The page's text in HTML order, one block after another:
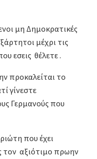
μη Δημοκρατικές
μέχρι τις
εσεις θέλετε .
προκαλείται το
γίνεστε
Γερμανούς που
που έχει
τον αξιότιμο πρωην